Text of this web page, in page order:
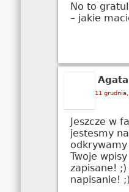
No to
– jakie
11
Jeszcze w
jestesmy
odkrywamy
Twoje
zapisane!
napisanie! ;)